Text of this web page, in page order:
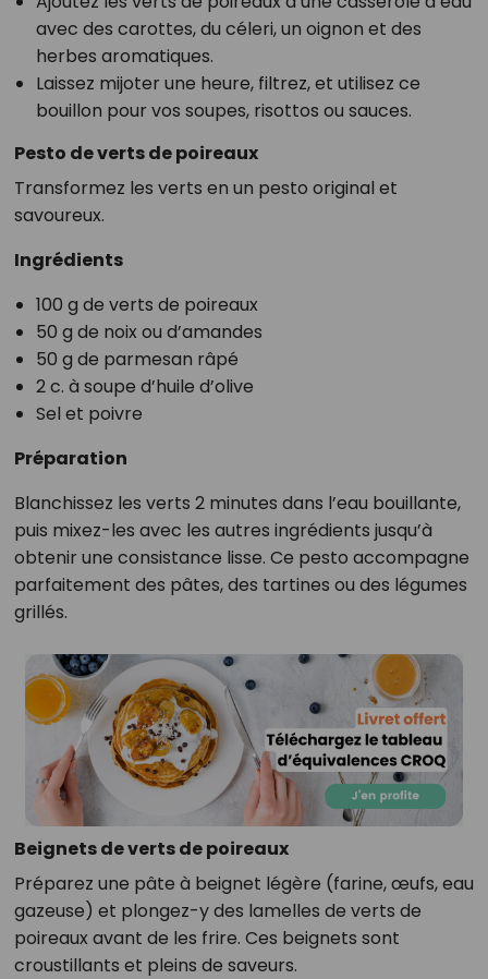
avec des carottes, du céleri, un oignon et des
herbes aromatiques.
Laissez mijoter une heure, filtrez, et utilisez ce
bouillon pour vos soupes, risottos ou sauces.
Pesto de verts de poireaux
Transformez les verts en un pesto original et
savoureux.
Ingrédients
100 g de verts de poireaux
50 g de noix ou d’amandes
50 g de parmesan râpé
2 c. à soupe d’huile d’olive
Sel et poivre
Préparation
Blanchissez les verts 2 minutes dans l’eau bouillante,
puis mixez-les avec les autres ingrédients jusqu’à
obtenir une consistance lisse. Ce pesto accompagne
parfaitement des pâtes, des tartines ou des légumes
grillés.
Beignets de verts de poireaux
Préparez une pâte à beignet légère (farine, œufs, eau
gazeuse) et plongez-y des lamelles de verts de
poireaux avant de les frire. Ces beignets sont
croustillants et pleins de saveurs.